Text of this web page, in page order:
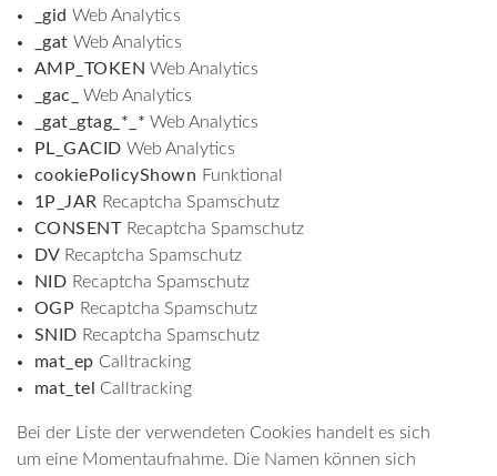
_gid Web Analytics
_gat Web Analytics
AMP_TOKEN Web Analytics
_gac_
Web Analytics
_gat_gtag_*_* Web Analytics
PL_GACID Web Analytics
cookiePolicyShown Funktional
1P_JAR Recaptcha Spamschutz
CONSENT Recaptcha Spamschutz
DV Recaptcha Spamschutz
NID Recaptcha Spamschutz
OGP Recaptcha Spamschutz
SNID Recaptcha Spamschutz
mat_ep Calltracking
mat_tel
Calltracking
Bei der Liste der verwendeten Cookies handelt es sich
um eine Momentaufnahme. Die Namen können sich